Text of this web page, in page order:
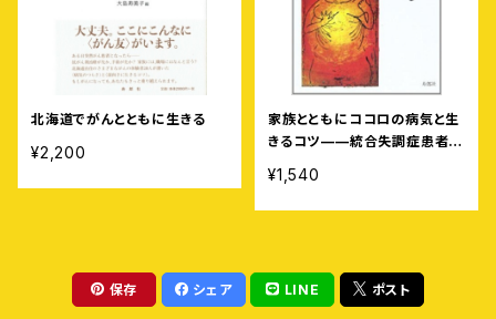
北海道でがんとともに生きる
¥2,200
家族とともにココロの病気と生
きるコツ——統合失調症患者か
¥1,540
保存 シェア LINE ポスト